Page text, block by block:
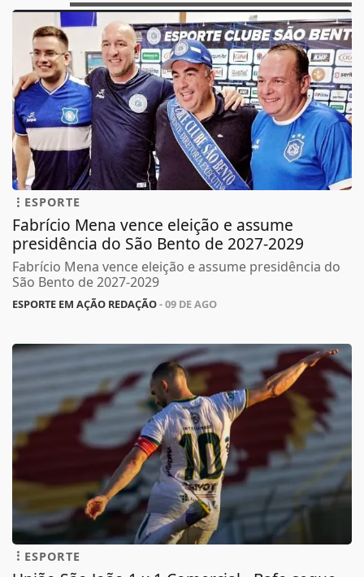
ESPORTE
Fabrício Mena vence eleição e assume
presidência do São Bento de 2027-2029
Fabrício Mena vence eleição e assume presidência do
São Bento de 2027-2029
ESPORTE EM AÇÃO REDAÇÃO- 09 DE AGO
ESPORTE